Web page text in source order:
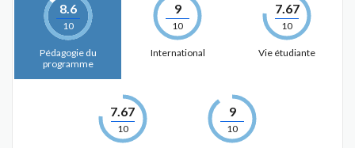
8.6
10
Pédagogie du
programme
9
10
International
7.67
10
Vie étudiante
7.67
10
9
10